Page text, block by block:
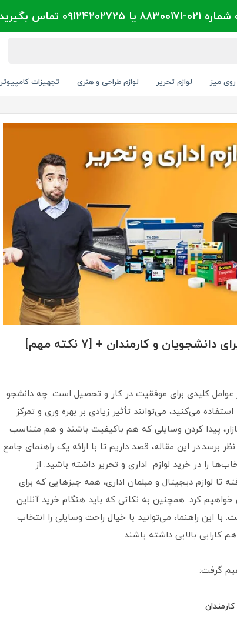
تماس بگیرید سپاس
میز لوازم تحریر لوازم طراحی و هنری تجهیزات کامپیوتر
و کارمندان + [7 نکته مهم]
عوامل کلیدی برای موفقیت در کار و تحصیل است. چه دانشجو
می‌کنید، می‌توانند تأثیر زیادی بر بهره‌ وری و تمرکز
پیدا کردن وسایلی که هم باکیفیت باشند و هم متناسب
برسد.در این مقاله، قصد داریم تا با ارائه یک راهنمای جامع
را در خرید لوازم اداری و تحریر داشته باشید. از
لوازم دیجیتال و مبلمان اداری، همه چیزهایی که برای
کرد. همچنین به نکاتی که باید هنگام خرید آنلاین
با این راهنما، می‌توانید با خیال راحت وسایلی را انتخاب
کارایی بالایی داشته باشند.
گرفت: